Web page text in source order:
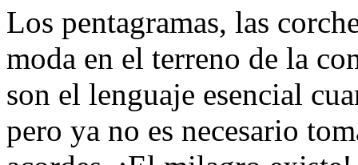
Los pentagramas, las
moda en el terreno de la
son el lenguaje esencial
pero ya no es necesario